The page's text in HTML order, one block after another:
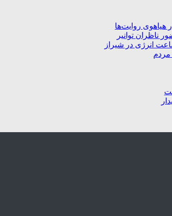
هیاهوی روایت‌ها
ناظران توانیر
مردم